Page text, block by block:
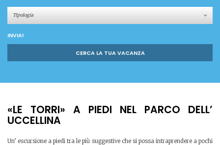
Tipologia
INVIA!
CERCA LA TUA VACANZA
«LE TORRI» A PIEDI NEL PARCO DELL’
UCCELLINA
Un’ escursione a piedi tra le più suggestive che si possa intraprendere a pochi